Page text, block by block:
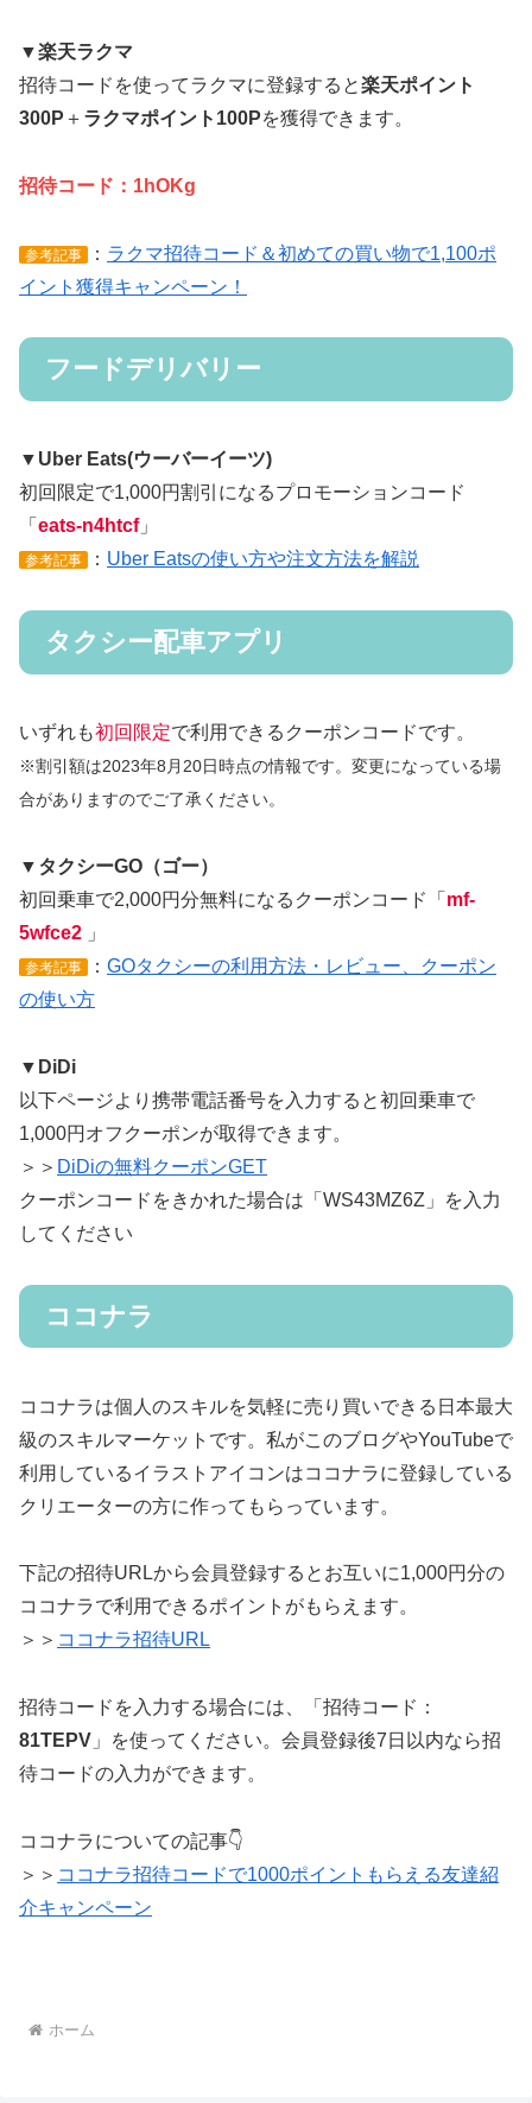
▼楽天ラクマ
招待コードを使ってラクマに登録すると楽天ポイント
300P ＋ ラクマポイント100Pを獲得できます。
招待コード： 1hOKg
参考記事 ： ラクマ招待コード＆初めての買い物で1,100ポ
イント獲得キャンペーン！
フードデリバリー
▼Uber Eats(ウーバーイーツ)
初回限定で1,000円割引になるプロモーションコード
「 eats-n4htcf」
参考記事 ： Uber Eatsの使い方や注文方法を解説
タクシー配車アプリ
いずれも初回限定で利用できるクーポンコードです。
※割引額は2023年8月20日時点の情報です。変更になっている場
合がありますのでご了承ください。
▼タクシーGO（ゴー）
初回乗車で2,000円分無料になるクーポンコード「 mf-
5wfce2 」
参考記事 ： GOタクシーの利用方法・レビュー、クーポン
の使い方
▼DiDi
以下ページより携帯電話番号を⼊⼒すると初回乗車で
1,000円オフクーポンが取得できます。
＞＞ DiDiの無料クーポンGET
クーポンコードをきかれた場合は「WS43MZ6Z」を入力
してください
ココナラ
ココナラは個人のスキルを気軽に売り買いできる日本最大
級のスキルマーケットです。私がこのブログやYouTubeで
利用しているイラストアイコンはココナラに登録している
クリエーターの方に作ってもらっています。
下記の招待URLから会員登録するとお互いに1,000円分の
ココナラで利用できるポイントがもらえます。
＞＞ ココナラ招待URL
招待コードを入力する場合には、「招待コード：
81TEPV 」を使ってください。会員登録後7日以内なら招
待コードの入力ができます。
ココナラについての記事👇
＞＞ ココナラ招待コードで1000ポイントもらえる友達紹
介キャンペーン
ホーム